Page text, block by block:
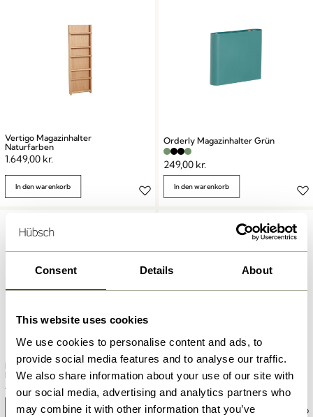
Consent Details About
This website uses cookies
We use cookies to personalise content and ads, to
provide social media features and to analyse our traffic.
We also share information about your use of our site with
our social media, advertising and analytics partners who
may combine it with other information that you’ve
Vertigo Magazinhalter
Naturfarben
1.649,00 kr.
In den warenkorb
Orderly Magazinhalter Grün
249,00 kr.
In den warenkorb
Double Magazinhalter mit
Haken Rot
419,00
In den warenkorb
Market Magazinhalter
Naturfarben
389,00 kr.
In den warenkorb